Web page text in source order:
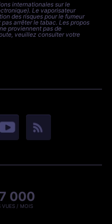
internationales sur le
Le vaporisateur
des risques pour le fumeur
arrêter le tabac. Les propos
proviennent pas de
veuillez consulter votre
000
VUES / MOIS